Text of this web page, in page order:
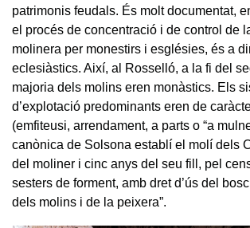
patrimonis feudals. És molt documentat,
el procés de concentració i de control de
molinera per monestirs i esglésies, és a
eclesiàstics. Així, al Rosselló, a la fi del
majoria dels molins eren monàstics. Els
d’explotació predominants eren de
(emfiteusi, arrendament, a parts o “a
canònica de Solsona establí el molí dels
del moliner i cinc anys del seu fill, pel
sesters de forment, amb dret d’ús del bosc
dels molins i de la peixera”.